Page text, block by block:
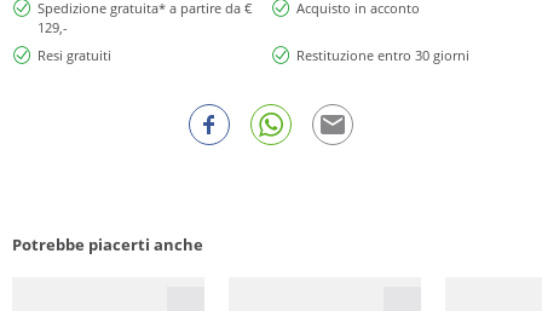
Spedizione gratuita* a partire da €
129,-
Acquisto in acconto
Resi gratuiti Restituzione entro 30 giorni
Potrebbe piacerti anche